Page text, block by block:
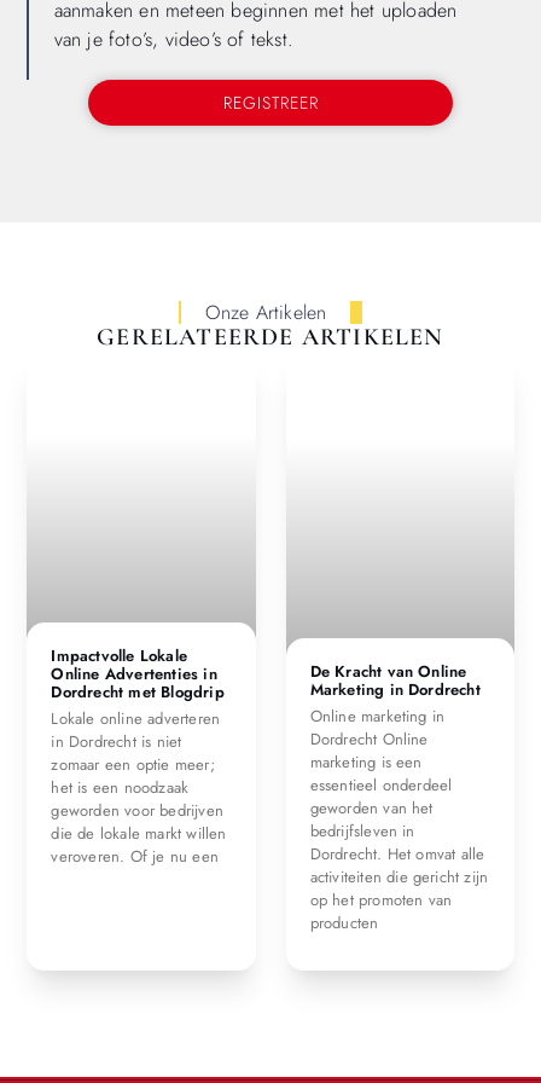
aanmaken en meteen beginnen met het uploaden
van je foto’s, video’s of tekst.
REGISTREER
Onze Artikelen
GERELATEERDE ARTIKELEN
Impactvolle Lokale
Online Advertenties in
Dordrecht met Blogdrip
Lokale online adverteren
in Dordrecht is niet
zomaar een optie meer;
het is een noodzaak
geworden voor bedrijven
die de lokale markt willen
veroveren. Of je nu een
De Kracht van Online
Marketing in Dordrecht
Online marketing in
Dordrecht Online
marketing is een
essentieel onderdeel
geworden van het
bedrijfsleven in
Dordrecht. Het omvat alle
activiteiten die gericht zijn
op het promoten van
producten